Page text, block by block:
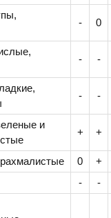
- 0
- -
- -
и
+ +
0 +
- -